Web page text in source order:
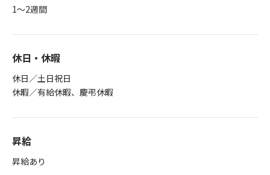
1～2週間
休日・休暇
休日／土日祝日
休暇／有給休暇、慶弔休暇
昇給
昇給あり